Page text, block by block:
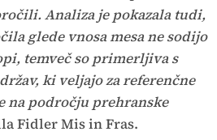
Analiza je pokazala tudi,
glede vnosa mesa ne sodijo
temveč so primerljiva s
ki veljajo za referenčne
na področju prehranske
Fidler Mis in Fras.